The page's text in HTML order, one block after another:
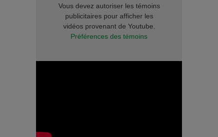
Vous devez autoriser les témoins
publicitaires pour afficher les
vidéos provenant de Youtube.
Préférences des témoins